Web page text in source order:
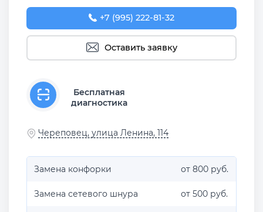
+7 (995) 222-81-32
Оставить заявку
Бесплатная
диагностика
Череповец, улица Ленина, 114
Замена конфорки от 800 руб.
Замена сетевого шнура от 500 руб.